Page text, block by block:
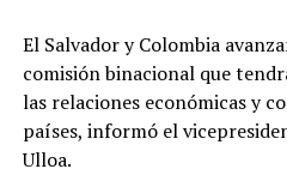
El Salvador y Colombia
comisión binacional que
las relaciones económicas y
países, informó el
Ulloa.